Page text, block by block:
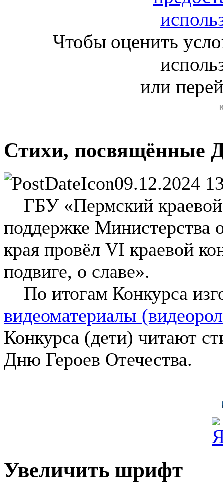
Чтобы оценить
или
Стихи, посвящённые
09.12.2024
ГБУ «Пермский
поддержке Министерства
края провёл VI краевой
подвиге, о славе».
По итогам Конкурса
видеоматериалы
Конкурса (дети) читают
Дню Героев Отечества.
Увеличить шрифт